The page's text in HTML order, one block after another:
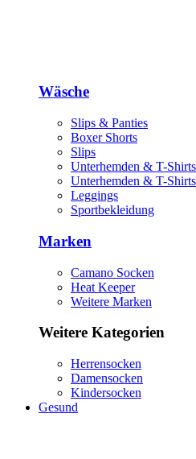
Wäsche
Slips & Panties
Boxer Shorts
Slips
Unterhemden & T-Shirts
Unterhemden & T-Shirts
Leggings
Sportbekleidung
Marken
Camano Socken
Heat Keeper
Weitere Marken
Weitere Kategorien
Herrensocken
Damensocken
Kindersocken
Gesund